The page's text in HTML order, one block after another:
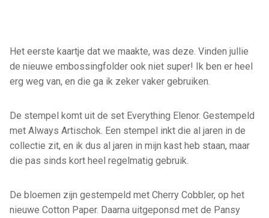
Het eerste kaartje dat we maakte, was deze. Vinden jullie
de nieuwe embossingfolder ook niet super! Ik ben er heel
erg weg van, en die ga ik zeker vaker gebruiken.
De stempel komt uit de set Everything Elenor. Gestempeld
met Always Artischok. Een stempel inkt die al jaren in de
collectie zit, en ik dus al jaren in mijn kast heb staan, maar
die pas sinds kort heel regelmatig gebruik.
De bloemen zijn gestempeld met Cherry Cobbler, op het
nieuwe Cotton Paper. Daarna uitgeponsd met de Pansy